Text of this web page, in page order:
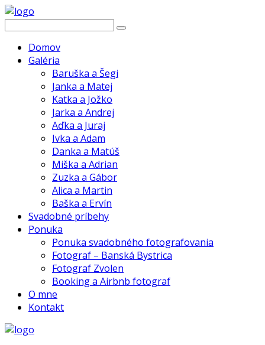
Domov
Galéria
Baruška a Šegi
Janka a Matej
Katka a Jožko
Jarka a Andrej
Aďka a Juraj
Ivka a Adam
Danka a Matúš
Miška a Adrian
Zuzka a Gábor
Alica a Martin
Baška a Ervín
Svadobné príbehy
Ponuka
Ponuka svadobného fotografovania
Fotograf – Banská Bystrica
Fotograf Zvolen
Booking a Airbnb fotograf
O mne
Kontakt